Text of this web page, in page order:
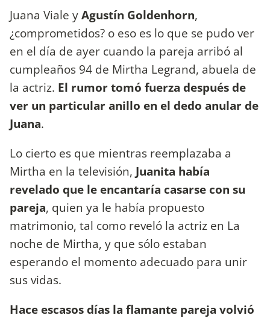
Juana Viale yAgustín Goldenhorn,
¿comprometidos? o eso es lo que se pudo ver
en el día de ayer cuando la pareja arribó al
cumpleaños 94 de Mirtha Legrand, abuela de
la actriz. El rumor tomó fuerza después de
ver un particular anillo en el dedo anular de
Juana.
Lo cierto es que mientras reemplazaba a
Mirtha en la televisión, Juanita había
revelado que le encantaría casarse con su
pareja, quien ya le había propuesto
matrimonio, tal como reveló la actriz en La
noche de Mirtha, y que sólo estaban
esperando el momento adecuado para unir
sus vidas.
Hace escasos días la flamante pareja volvió